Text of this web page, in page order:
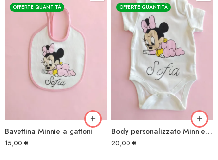
OFFERTE QUANTITÀ
Bavettina Minnie a gattoni
15,00 €
OFFERTE QUANTITÀ
Body personalizzato Minnie a gattoni
20,00 €